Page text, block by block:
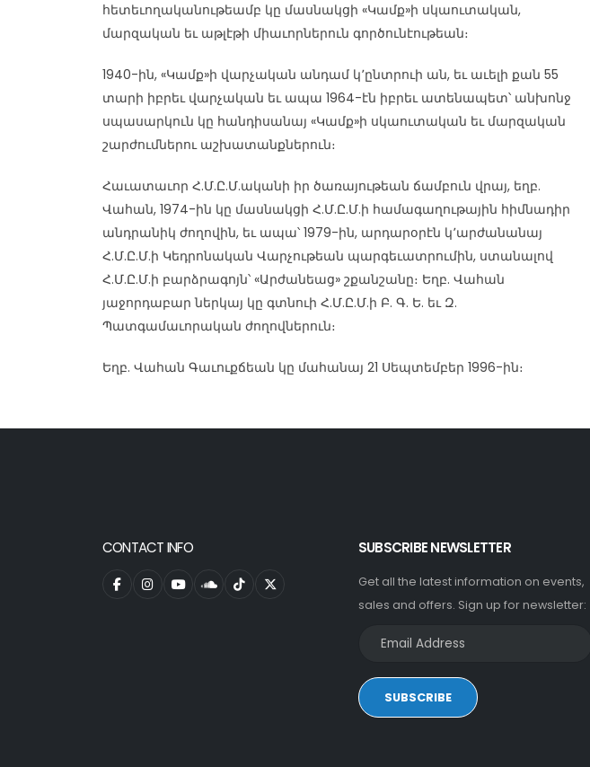
հետեւողականութեամբ կը մասնակցի «Կամք»ի սկաուտական,
մարզական եւ աթլէթի միաւորներուն գործունէութեան։
1940-ին, «Կամք»ի վարչական անդամ կ՚ընտրուի ան, եւ աւելի քան 55
տարի իբրեւ վարչական եւ ապա 1964-էն իբրեւ ատենապետ՝ անխոնջ
սպասարկուն կը հանդիսանայ «Կամք»ի սկաուտական եւ մարզական
շարժումներու աշխատանքներուն։
Հաւատաւոր Հ.Մ.Ը.Մ.ականի իր ծառայութեան ճամբուն վրայ, եղբ.
Վահան, 1974-ին կը մասնակցի Հ.Մ.Ը.Մ.ի համագաղութային հիմնադիր
անդրանիկ ժողովին, եւ ապա՝ 1979-ին, արդարօրէն կ՚արժանանայ
Հ.Մ.Ը.Մ.ի Կեդրոնական Վարչութեան պարգեւատրումին, ստանալով
Հ.Մ.Ը.Մ.ի բարձրագոյն՝ «Արժանեաց» շքանշանը։ Եղբ. Վահան
յաջորդաբար ներկայ կը գտնուի Հ.Մ.Ը.Մ.ի Բ. Գ. Ե. եւ Զ.
Պատգամաւորական ժողովներուն։
Եղբ. Վահան Գաւուքճեան կը մահանայ 21 Սեպտեմբեր 1996-ին։
CONTACT INFO SUBSCRIBE NEWSLETTER
Get all the latest information on events,
sales and offers. Sign up for newsletter:
SUBSCRIBE